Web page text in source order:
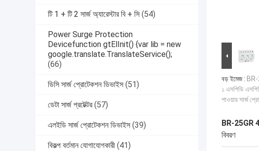
টি 1 + টি 2 সার্জ অ্যারেস্টার বি + সি (54)
Power Surge Protection
Devicefunction gtElInit() {var lib = new
google.translate.TranslateService();
(66)
ডিসি সার্জ প্রোটেকশন ডিভাইস (51)
ডেটা সার্জ প্রটেক্টর (57)
এলইডি সার্জ প্রোটেকশন ডিভাইস (39)
বিকল্প বর্তমান যোগাযোগকারী (41)
বড় ইমেজ : BR-
১ এসপিডি
পাওয়ার সার্জ
BR-25GR
বিবরণ